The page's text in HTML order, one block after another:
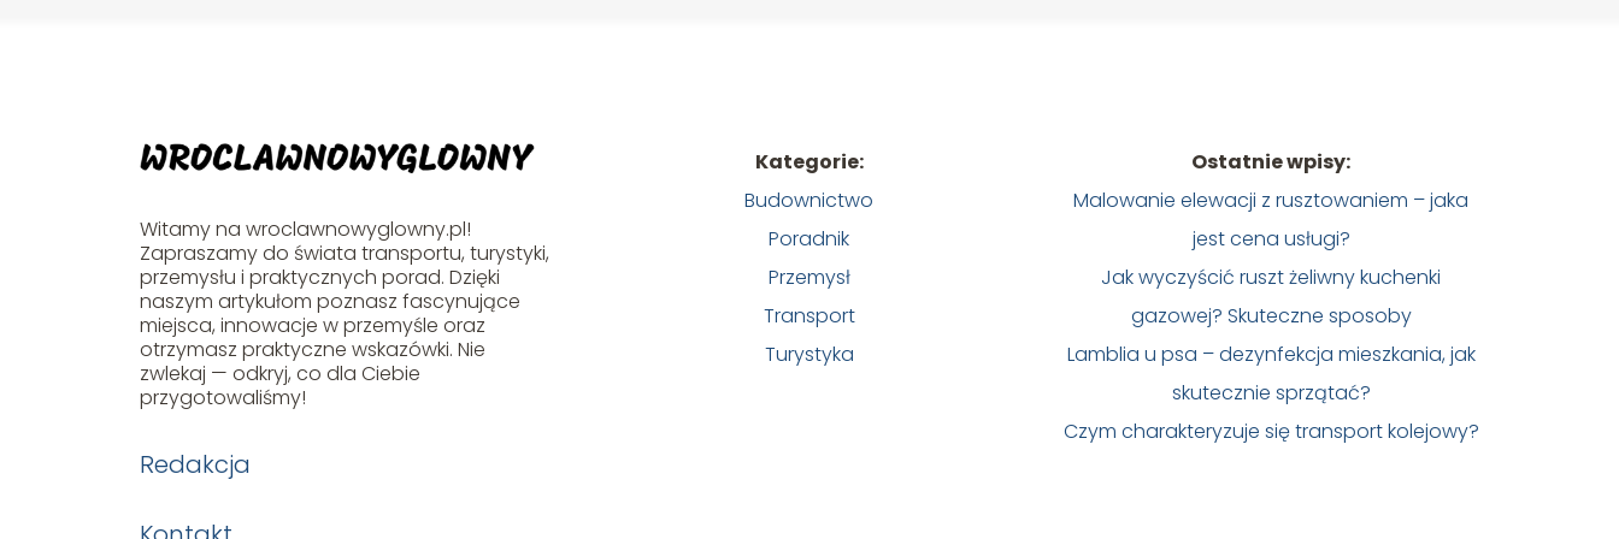
Witamy na wroclawnowyglowny.pl!
Zapraszamy do świata transportu, turystyki,
przemysłu i praktycznych porad. Dzięki
naszym artykułom poznasz fascynujące
miejsca, innowacje w przemyśle oraz
otrzymasz praktyczne wskazówki. Nie
zwlekaj — odkryj, co dla Ciebie
przygotowaliśmy!
Redakcja
Kategorie:
Budownictwo
Poradnik
Przemysł
Transport
Turystyka
Ostatnie wpisy:
Malowanie elewacji z rusztowaniem – jaka
jest cena usługi?
Jak wyczyścić ruszt żeliwny kuchenki
gazowej? Skuteczne sposoby
Lamblia u psa – dezynfekcja mieszkania, jak
skutecznie sprzątać?
Czym charakteryzuje się transport kolejowy?